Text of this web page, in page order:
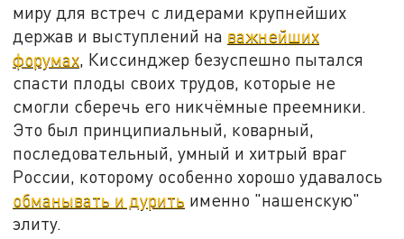
миру для встреч с лидерами крупнейших
держав и выступлений на важнейших
форумах , Киссинджер безуспешно пытался
спасти плоды своих трудов, которые не
смогли сберечь его никчёмные преемники.
Это был принципиальный, коварный,
последовательный, умный и хитрый враг
России, которому особенно хорошо удавалось
обманывать и дурить именно "нашенскую"
элиту.